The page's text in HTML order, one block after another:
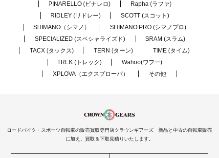
PINARELLO (ピナレロ)
Rapha (ラファ)
RIDLEY (リドレー)
SCOTT (スコット)
SHIMANO（シマノ）
SHIMANO PRO (シマノプロ)
SPECIALIZED (スペシャライズド)
SRAM (スラム)
TACX (タックス)
TERN (ターン)
TIME (タイム)
TREK (トレック)
Wahoo(ワフー)
XPLOVA（エクスプローバ）
その他
ロードバイク・スポーツ自転車の販売買取専門店クラウンギアーズ 新品と中古の自転車販売
に加え、買取＆下取見積りいたします。